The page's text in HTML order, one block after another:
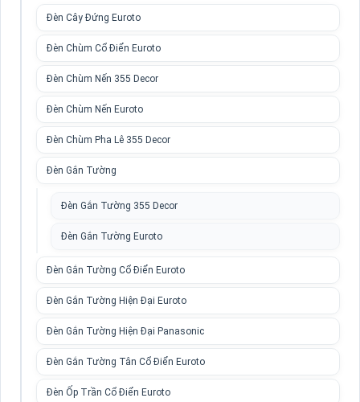
Đèn Cây Đứng Euroto
Đèn Chùm Cổ Điển Euroto
Đèn Chùm Nến 355 Decor
Đèn Chùm Nến Euroto
Đèn Chùm Pha Lê 355 Decor
Đèn Gắn Tường
Đèn Gắn Tường 355 Decor
Đèn Gắn Tường Euroto
Đèn Gắn Tường Cổ Điển Euroto
Đèn Gắn Tường Hiện Đại Euroto
Đèn Gắn Tường Hiện Đại Panasonic
Đèn Gắn Tường Tân Cổ Điển Euroto
Đèn Ốp Trần Cổ Điển Euroto